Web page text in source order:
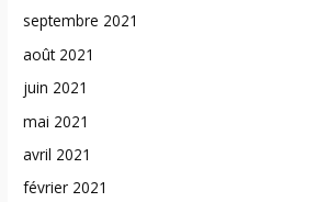
septembre 2021
août 2021
juin 2021
mai 2021
avril 2021
février 2021